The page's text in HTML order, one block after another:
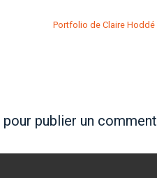
Portfolio de Claire Hoddé
pour publier un